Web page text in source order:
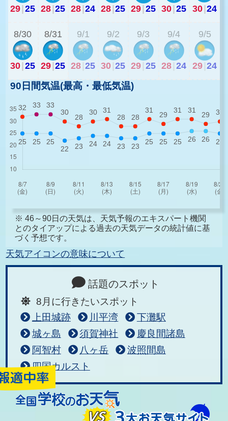
29 25 28 25 28 24 28 25 29 25 30 25 30 24
8/30
30 25
8/31
29 25
9/1
28 25
9/2
30 25
9/3
29 25
9/4
28 24
9/5
29 24
90日間気温(最高・最低気温)
※ 46～90日の天気は、天気予報のエキスパート機関
とのタイアップによる過去の天気データの統計値に基
づく予想です。
天気アイコンの意味について
話題のスポット
8月に行きたいスポット
上田城跡
川平湾
下灘駅
城ヶ島
須賀神社
慶良間諸島
阿智村
八ヶ岳
波照間島
四国カルスト